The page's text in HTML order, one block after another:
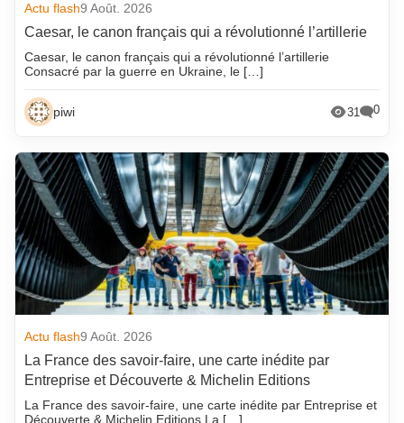
Actu flash9 Août. 2026
Caesar, le canon français qui a révolutionné l’artillerie
Caesar, le canon français qui a révolutionné l’artillerie
Consacré par la guerre en Ukraine, le […]
piwi 31 0
Actu flash9 Août. 2026
La France des savoir-faire, une carte inédite par
Entreprise et Découverte & Michelin Editions
La France des savoir-faire, une carte inédite par Entreprise et
Découverte & Michelin Editions La […]